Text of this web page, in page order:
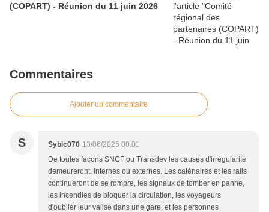
(COPART) - Réunion du 11 juin 2026
Commentaires
Ajouter un commentaire
S Sybic070 13/06/2025 00:01
De toutes façons SNCF ou Transdev les causes d'irrégularité
demeureront, internes ou externes. Les caténaires et les rails
continueront de se rompre, les signaux de tomber en panne,
les incendies de bloquer la circulation, les voyageurs
d'oublier leur valise dans une gare, et les personnes